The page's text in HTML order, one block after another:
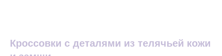
Кроссовки с деталями из телячьей кожи